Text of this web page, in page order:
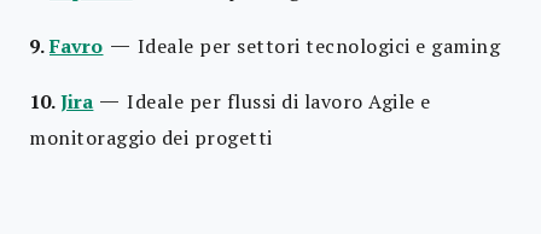
9.Favro — Ideale per settori tecnologici e gaming
10.Jira —Ideale per flussi di lavoro Agile e
monitoraggio dei progetti